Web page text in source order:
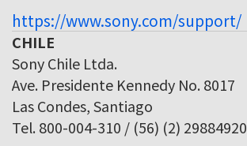
https://www.sony.com/support/
CHILE
Sony Chile Ltda.
Ave. Presidente Kennedy No. 8017
Las Condes, Santiago
Tel. 800-004-310 / (56) (2) 29884920